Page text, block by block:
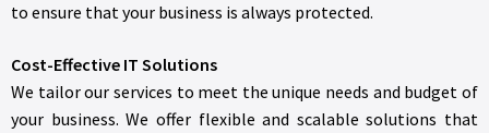
to ensure that your business is always protected.
Cost-Effective IT Solutions
We tailor our services to meet the unique needs and budget of
your business. We offer flexible and scalable solutions that